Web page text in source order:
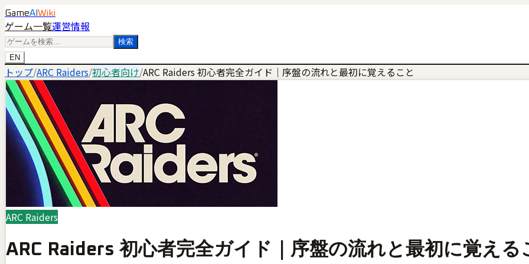
GameAI Wiki
ゲーム一覧運営情報
検索
EN
トップ/ARC Raiders/初心者向け/ARC Raiders 初心者完全ガイド｜序盤の流れと最初に覚えること
ARC Raiders
ARC Raiders 初心者完全ガイド｜序盤の流れと最初に覚える